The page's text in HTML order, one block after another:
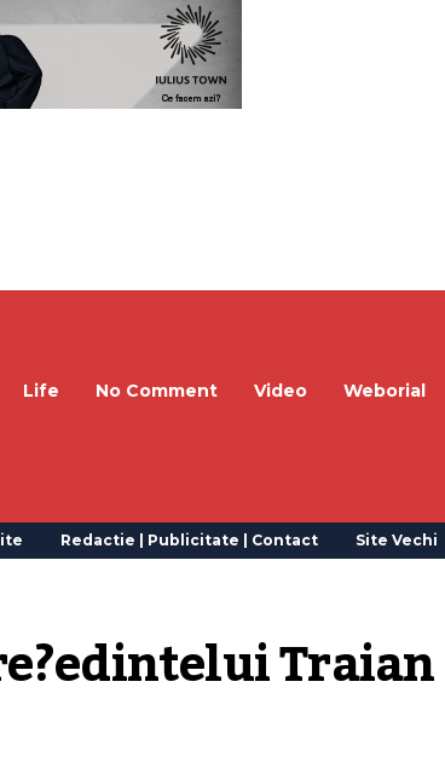
Life No Comment Video
Weborial
Redactie | Publicitate | Contact Site Vechi
Traian